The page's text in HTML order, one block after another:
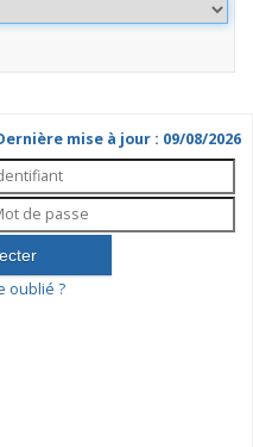
mise à jour : 09/08/2026
oublié ?